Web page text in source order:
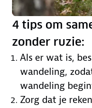
4 tips om
zonder ruzie:
Als er wat is,
wandeling,
wandeling
Zorg dat je